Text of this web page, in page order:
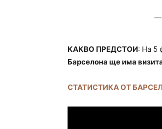
—
КАКВО ПРЕДСТОИ: На 5
Барселона ще има
СТАТИСТИКА ОТ